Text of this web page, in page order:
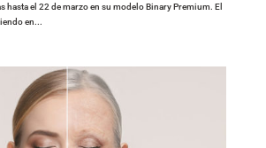
hasta el 22 de marzo en su modelo Binary Premium. El
en...